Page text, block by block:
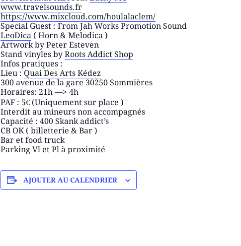
www.travelsounds.fr
https://www.mixcloud.com/houlalaclem/
Special Guest : From Jah Works Promotion Sound
LeoDica ( Horn & Melodica )
Artwork by Peter Esteven
Stand vinyles by Roots Addict Shop
Infos pratiques :
Lieu : Quai Des Arts Kédez
300 avenue de la gare 30250 Sommières
Horaires: 21h —> 4h
PAF : 5€ (Uniquement sur place )
Interdit au mineurs non accompagnés
Capacité : 400 Skank addict’s
CB OK ( billetterie & Bar )
Bar et food truck
Parking Vl et Pl à proximité
AJOUTER AU CALENDRIER